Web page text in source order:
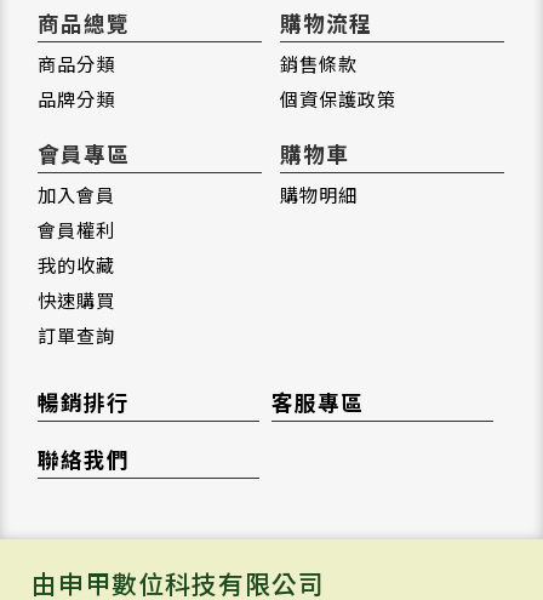
商品總覽
商品分類
品牌分類
購物流程
銷售條款
個資保護政策
會員專區
加入會員
會員權利
我的收藏
快速購買
訂單查詢
購物車
購物明細
暢銷排行
客服專區
聯絡我們
由申甲數位科技有限公司